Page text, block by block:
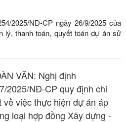
2025/NĐ-CP ngày 26/9/2025 của
lý, thanh toán, quyết toán dự án sử
VĂN: Nghị định
2025/NĐ-CP quy định chi
về việc thực hiện dự án áp
loại hợp đồng Xây dựng -